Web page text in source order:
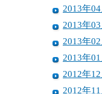
2013年04
2013年03
2013年02
2013年01
2012年12
2012年11